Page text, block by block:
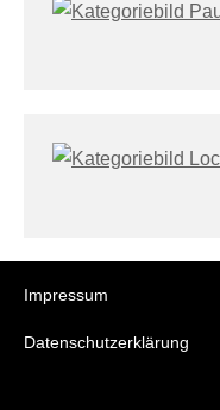
Impressum
Datenschutzerklärung